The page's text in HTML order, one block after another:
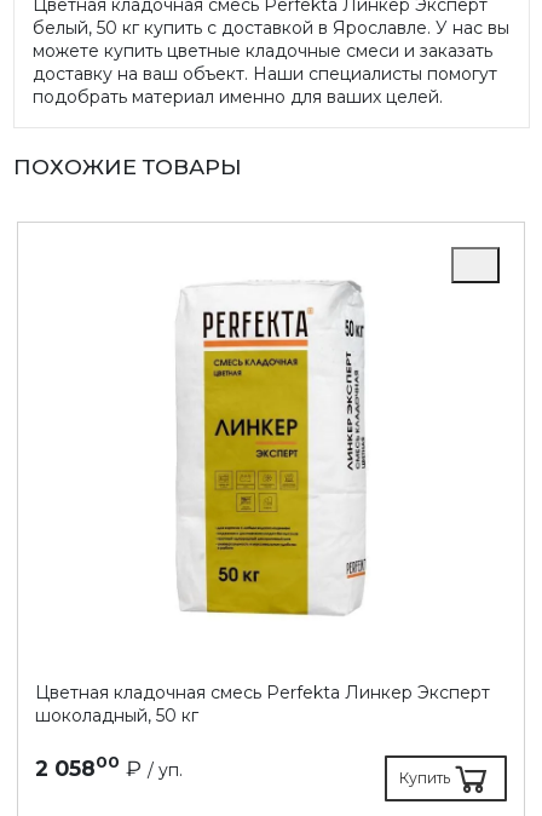
Цветная кладочная смесь Perfekta Линкер Эксперт
белый, 50 кг купить с доставкой в Ярославле. У нас вы
можете купить цветные кладочные смеси и заказать
доставку на ваш объект. Наши специалисты помогут
подобрать материал именно для ваших целей.
ПОХОЖИЕ ТОВАРЫ
Цветная кладочная смесь Perfekta Линкер Эксперт
шоколадный, 50 кг
2 05800 ₽ / уп. Купить